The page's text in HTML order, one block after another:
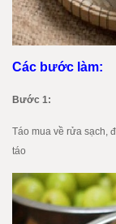
Các bước làm:
Bước 1:
Táo mua về rửa sạch,
táo